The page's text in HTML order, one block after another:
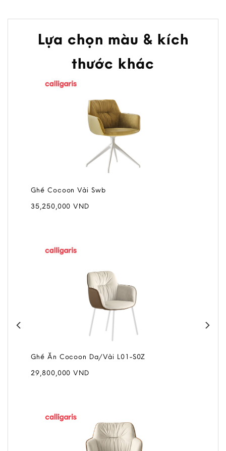
Lựa chọn màu & kích
thước khác
Ghế Cocoon Vải Swb
35,250,000VND
Ghế Ăn Cocoon Da/Vải L01-S0Z
29,800,000VND